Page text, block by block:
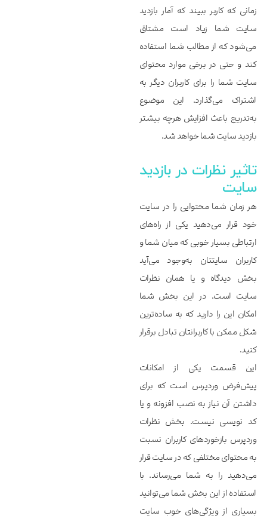
زمانی که کاربر ببیند که آمار بازدید
سایت شما زیاد است مشتاق
می‌شود که از مطالب شما استفاده
کند و حتی در برخی موارد محتوای
سایت شما را برای کاربران دیگر به
اشتراک می‌گذارد. این موضوع
به‌تدریج باعث افزایش هرچه بیشتر
بازدید سایت شما خواهد شد.
تاثیر نظرات در بازدید
سایت
هر زمان شما محتوایی را در سایت
خود قرار می‌دهید یکی از راه‌های
ارتباطی بسیار خوبی که میان شما و
کاربران سایتتان به‌وجود می‌آید
بخش دیدگاه و یا همان نظرات
سایت است. در این بخش شما
امکان این را دارید که به ساده‌ترین
شکل ممکن با کاربرانتان تبادل برقرار
کنید.
این قسمت یکی از امکانات
پیش‌فرض وردپرس است که برای
داشتن آن نیاز به نصب افزونه و یا
کد نویسی نیست. بخش نظرات
وردپرس بازخوردهای کاربران نسبت
به محتوای مختلفی که در سایت قرار
می‌دهید را به شما می‌رساند. با
استفاده از این بخش شما می‌توانید
بسیاری از ویژگی‌های خوب سایت